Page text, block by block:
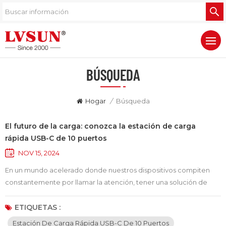
BÚSQUEDA
Hogar / Búsqueda
El futuro de la carga: conozca la estación de carga
rápida USB-C de 10 puertos
NOV 15, 2024
En un mundo acelerado donde nuestros dispositivos compiten
constantemente por llamar la atención, tener una solución de
carga confiable es más importante que nunca. Introduzca el
Cargador rápido USB-C de 10 puertos, una base de carga
revolucionaria que consolida sus necesidades de carga en un
ETIQUETAS :
Estación De Carga Rápida USB-C De 10 Puertos